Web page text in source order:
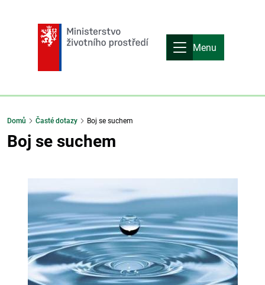
Menu
Domů Časté dotazy Boj se suchem
Boj se suchem